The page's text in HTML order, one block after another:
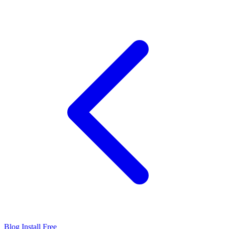
Blog Install Free